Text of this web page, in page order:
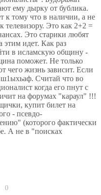
ему дырку от бублика.
к тому что в наличии, а не
телевизору. Это как 2+2 =
Это старики любят
этим идет. Как раз
в исламскую общину -
поможет. Не только
чего жизнь зависит. Если
ш1ыхьаф. Считай что во
когда его пнут с
на форумах "караул" !!!
купит билет на
- псевдо-
(которого фактически
А не в "поисках
0